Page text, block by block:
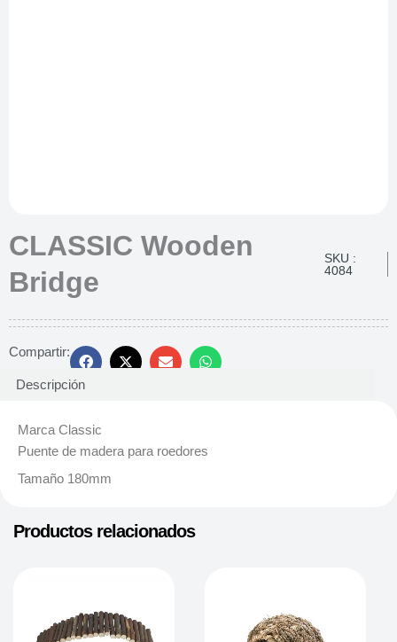
CLASSIC Wooden
Bridge
SKU :
4084
Compartir:
Descripción
Marca Classic
Puente de madera para roedores
Tamaño 180mm
Productos relacionados